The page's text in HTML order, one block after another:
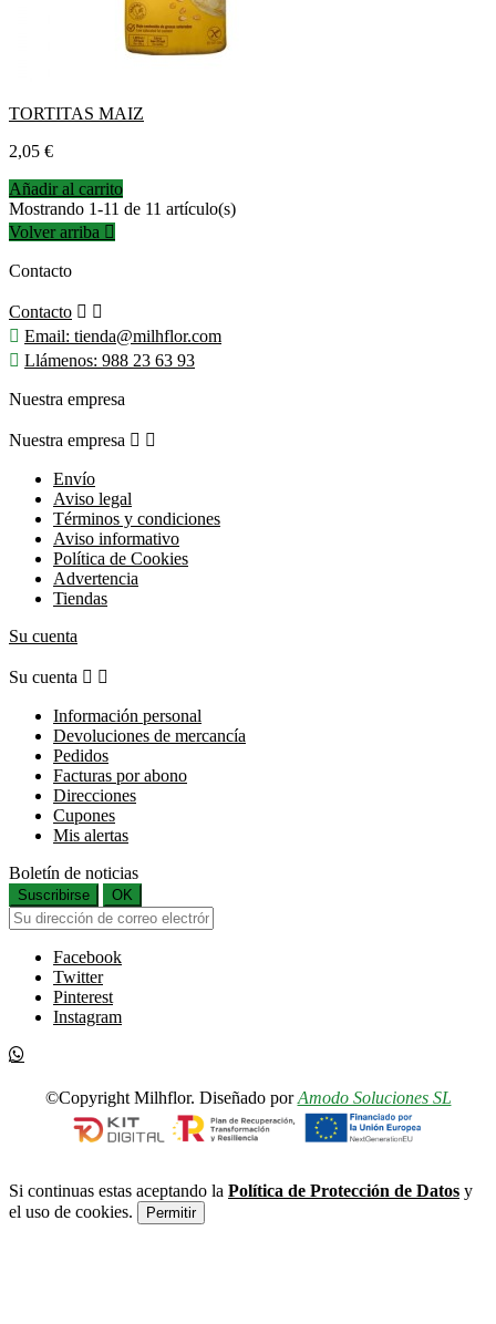
TORTITAS MAIZ
Precio
2,05 €
Añadir al carrito
Mostrando 1-11 de 11 artículo(s)
Volver arriba 
Contacto
Contacto  
 Email: tienda@milhflor.com
 Llámenos: 988 23 63 93
Nuestra empresa
Nuestra empresa  
Envío
Aviso legal
Términos y condiciones
Aviso informativo
Política de Cookies
Advertencia
Tiendas
Su cuenta
Su cuenta  
Información personal
Devoluciones de mercancía
Pedidos
Facturas por abono
Direcciones
Cupones
Mis alertas
Boletín de noticias
Suscribirse OK
Facebook
Twitter
Pinterest
Instagram
©Copyright Milhflor. Diseñado porAmodo Soluciones SL
Si continuas estas aceptando la Política de Protección de Datos y
el uso de cookies.
Permitir